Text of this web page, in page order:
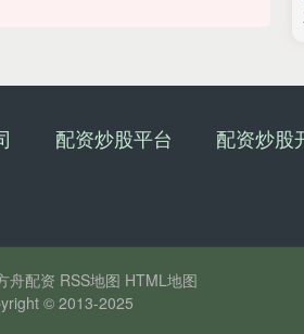
配资炒股平台 配资炒股
舟配资 RSS地图 HTML地图
© 2013-2025